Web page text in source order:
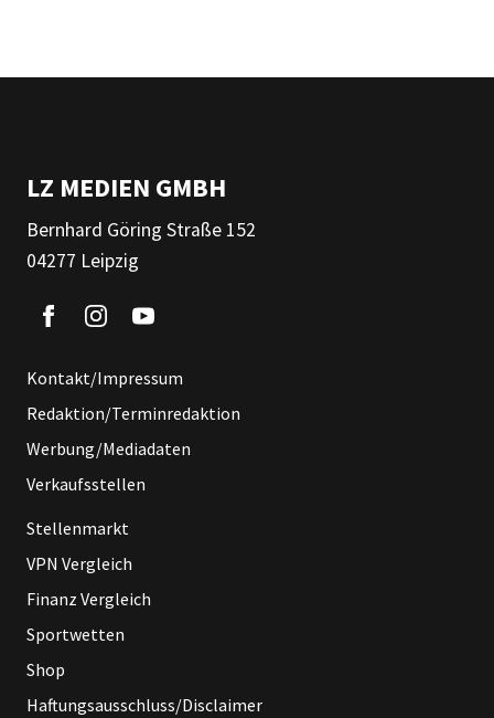
LZ MEDIEN GMBH
Bernhard Göring Straße 152
04277 Leipzig
Kontakt/Impressum
Redaktion/Terminredaktion
Werbung/Mediadaten
Verkaufsstellen
Stellenmarkt
VPN Vergleich
Finanz Vergleich
Sportwetten
Shop
Haftungsausschluss/Disclaimer